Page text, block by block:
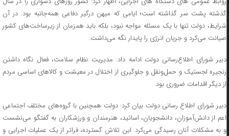
گذشته پشت سر گذاشته است؛ ایامی که میهن درگیر دفاعی همه‌جانبه بود. در آن
شرایط، دولت تنها با یک مسئله مواجه نبود، بلکه باید همزمان از زیرساخت‌های کشور
صیانت می‌کرد و جریان انرژی را پایدار نگه می‌داشت.
دبیر شورای اطلاع‌رسانی دولت ادامه داد: مدیریت نظام سلامت، فعال نگاه داشتن
زنجیره لجستیک و حمل‌ونقل و جلوگیری از اختلال در معیشت و کالاهای اساسی مردم
از دیگر اقدامات ضروری بود.
دبیر شورای اطلاع رسانی دولت بیان کرد: دولت همچنین با گروه‌های مختلف اجتماعی
اعم از دانش‌آموزان، دانشجویان، اساتید، هنرمندان و ورزشکاران به گفتگو می‌نشست
و به مشکلات آنان رسیدگی می‌کرد. این تلاش گسترده، فراتر از یک عملیات اجرایی و